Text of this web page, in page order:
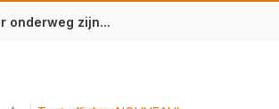
onderweg zijn...